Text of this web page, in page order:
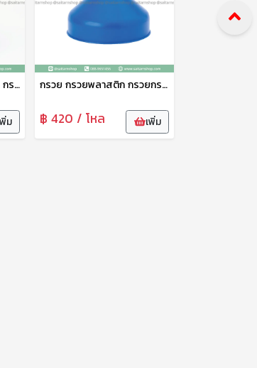
กรวยกรอง กรวยพลาสติก กรวยน้ำมัน กรวยกรอกอาหาร อเนกประสงค์ 12 นิ้ว No.6531 ฉัตร
ม
กรวย กรวยพลาสติก กรวยกรองน้ำ กรวยกรอก กรวยน้ำมัน กรวยกรองน้ำพลาสติก อเนกประสงค์ 10 นิ้ว ฉัตร
฿ 420 / โหล เพิ่ม